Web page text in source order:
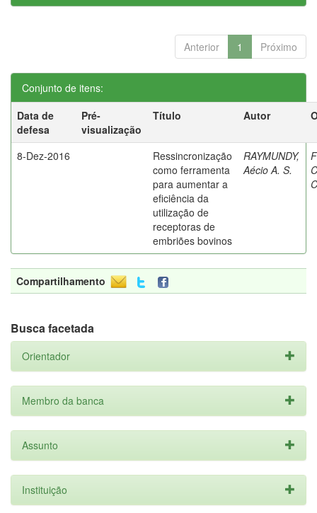
Anterior 1 Próximo
Conjunto de itens:
Data de
defesa
Pré-
visualização
Título Autor
8-Dez-2016
Ressincronização
como ferramenta
para aumentar a
eficiência da
utilização de
receptoras de
embriões bovinos
RAYMUNDY,
Aécio A. S.
Compartilhamento
Busca facetada
Orientador
Membro da banca
Assunto
Instituição